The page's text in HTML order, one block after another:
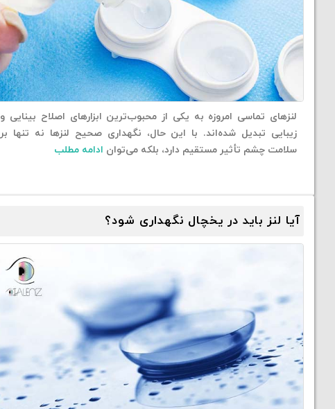
لنزهای تماسی امروزه به یکی از محبوب‌ترین ابزارهای اصلاح بینایی و
زیبایی تبدیل شده‌اند. با این حال، نگهداری صحیح لنزها نه تنها بر
سلامت چشم تأثیر مستقیم دارد، بلکه می‌توان ادامه مطلب
آیا لنز باید در یخچال نگهداری شود؟